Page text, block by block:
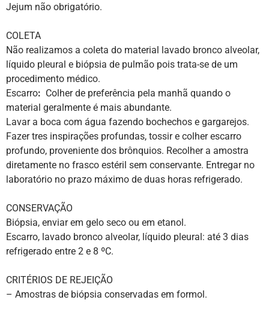
Jejum não obrigatório.
COLETA
Não realizamos a coleta do material lavado bronco alveolar,
líquido pleural e biópsia de pulmão pois trata-se de um
procedimento médico.
Escarro: Colher de preferência pela manhã quando o
material geralmente é mais abundante.
Lavar a boca com água fazendo bochechos e gargarejos.
Fazer tres inspirações profundas, tossir e colher escarro
profundo, proveniente dos brônquios. Recolher a amostra
diretamente no frasco estéril sem conservante. Entregar no
laboratório no prazo máximo de duas horas refrigerado.
CONSERVAÇÃO
Biópsia, enviar em gelo seco ou em etanol.
Escarro, lavado bronco alveolar, líquido pleural: até 3 dias
refrigerado entre 2 e 8 ºC.
CRITÉRIOS DE REJEIÇÃO
– Amostras de biópsia conservadas em formol.